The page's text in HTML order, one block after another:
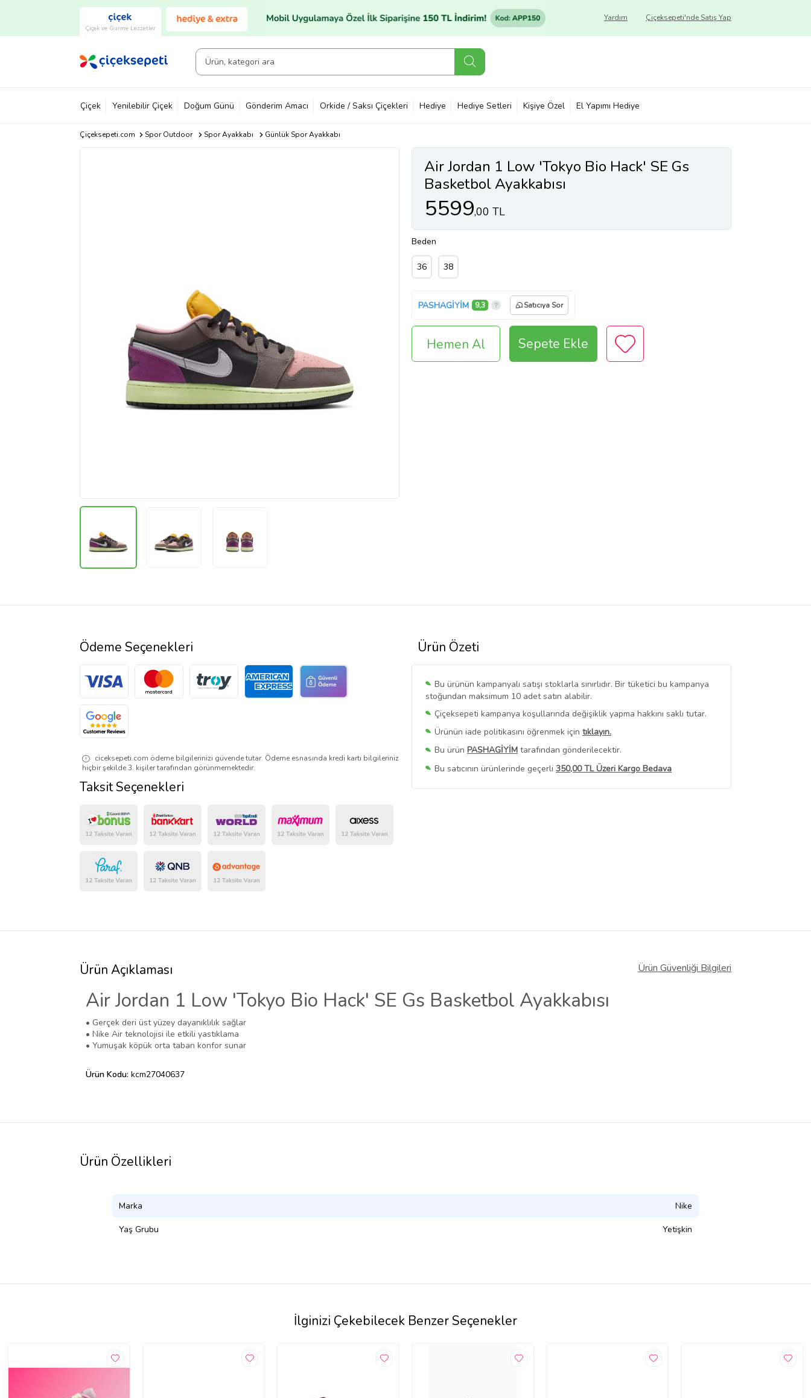
Çiçek ve Gurme Lezzetler
Çiçeksepeti'nde Satış Yap
Yardım
Çiçek Yenilebilir Çiçek Doğum Günü Gönderim Amacı Orkide / Saksı Çiçekleri Hediye Hediye Setleri Kişiye Özel El Yapımı Hediye
Çiçeksepeti.com Spor Outdoor Spor Ayakkabı Günlük Spor Ayakkabı
Air Jordan 1 Low 'Tokyo Bio Hack' SE Gs
Basketbol Ayakkabısı
5599,00 TL
Beden
36 38
PASHAGİYİM 9,3 Satıcıya Sor
Hemen Al Sepete Ekle
Ürün Özeti
Bu ürünün kampanyalı satışı stoklarla sınırlıdır. Bir tüketici bu kampanya
stoğundan maksimum 10 adet satın alabilir.
Çiçeksepeti kampanya koşullarında değişiklik yapma hakkını saklı tutar.
Ürünün iade politikasını öğrenmek için tıklayın.
Bu ürün PASHAGİYİM tarafından gönderilecektir.
Bu satıcının ürünlerinde geçerli 350,00 TL Üzeri Kargo Bedava
Bu SatıcınınTüm Ürünlerini Görüntüle
Ödeme Seçenekleri
ciceksepeti.com ödeme bilgilerinizi güvende tutar. Ödeme esnasında kredi kartı bilgileriniz
hiçbir şekilde 3. kişiler tarafından görünmemektedir.
Taksit Seçenekleri
Ürün Açıklaması Ürün Güvenliği Bilgileri
Air Jordan 1 Low 'Tokyo Bio Hack' SE Gs Basketbol Ayakkabısı
• Gerçek deri üst yüzey dayanıklılık sağlar
• Nike Air teknolojisi ile etkili yastıklama
• Yumuşak köpük orta taban konfor sunar
Ürün Kodu: kcm27040637
Ürün Özellikleri
Marka Nike
Yaş Grubu Yetişkin
İlginizi Çekebilecek Benzer Seçenekler